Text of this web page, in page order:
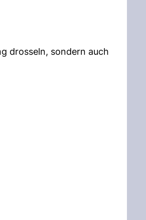
drosseln, sondern auch